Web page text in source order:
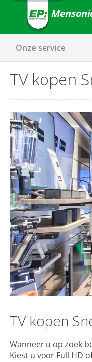
Onze service
TV kopen
TV kopen
Wanneer u op zoek
Kiest u voor Full HD